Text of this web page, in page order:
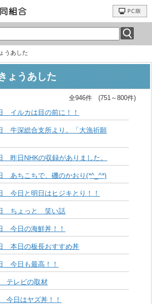
うあした
ょうあした
全946件 (751～800件)
イルカは目の前に！！
牛深総合支所より。「大漁祈願
昨日NHKの収録がありました。
あちこちで、磯のかおり(*^_^*)
今日と明日はヒジキとり！！
ちょっと 笑い話
今日の海鮮丼！！
本日の板長おすすめ丼
今日も最高！！
テレビの取材
今日はヤズ丼！！